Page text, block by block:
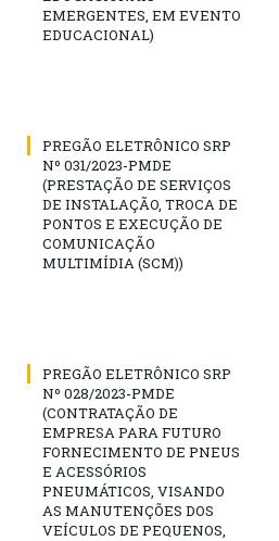
EMERGENTES, EM EVENTO
EDUCACIONAL)
PREGÃO ELETRÔNICO SRP
Nº 031/2023-PMDE
(PRESTAÇÃO DE SERVIÇOS
DE INSTALAÇÃO, TROCA DE
PONTOS E EXECUÇÃO DE
COMUNICAÇÃO
MULTIMÍDIA (SCM))
PREGÃO ELETRÔNICO SRP
Nº 028/2023-PMDE
(CONTRATAÇÃO DE
EMPRESA PARA FUTURO
FORNECIMENTO DE PNEUS
E ACESSÓRIOS
PNEUMÁTICOS, VISANDO
AS MANUTENÇÕES DOS
VEÍCULOS DE PEQUENOS,